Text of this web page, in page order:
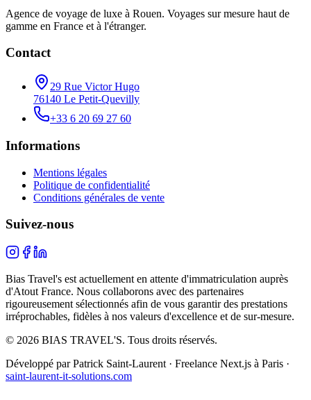
Agence de voyage de luxe à Rouen. Voyages sur mesure haut de
gamme en France et à l'étranger.
Contact
29 Rue Victor Hugo
76140 Le Petit-Quevilly
+33 6 20 69 27 60
Informations
Mentions légales
Politique de confidentialité
Conditions générales de vente
Suivez-nous
Bias Travel's est actuellement en attente d'immatriculation auprès
d'Atout France. Nous collaborons avec des partenaires
rigoureusement sélectionnés afin de vous garantir des prestations
irréprochables, fidèles à nos valeurs d'excellence et de sur-mesure.
© 2026 BIAS TRAVEL'S. Tous droits réservés.
Développé par Patrick Saint-Laurent · Freelance Next.js à Paris ·
saint-laurent-it-solutions.com